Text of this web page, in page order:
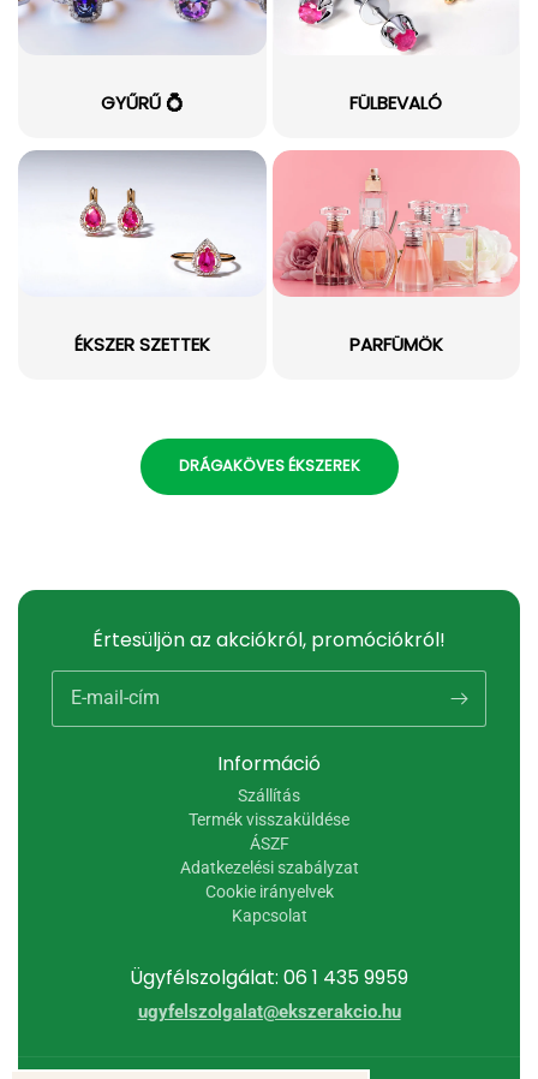
GYŰRŰ 💍 FÜLBEVALÓ
ÉKSZER SZETTEK PARFÜMÖK
DRÁGAKÖVES ÉKSZEREK
Ügyfélszolgálat: 06 1 435 9959
ugyfelszolgalat@ekszerakcio.hu
Információ
Szállítás
Termék visszaküldése
ÁSZF
Adatkezelési szabályzat
Cookie irányelvek
Kapcsolat
Értesüljön az akciókról, promóciókról!
E-mail-cím